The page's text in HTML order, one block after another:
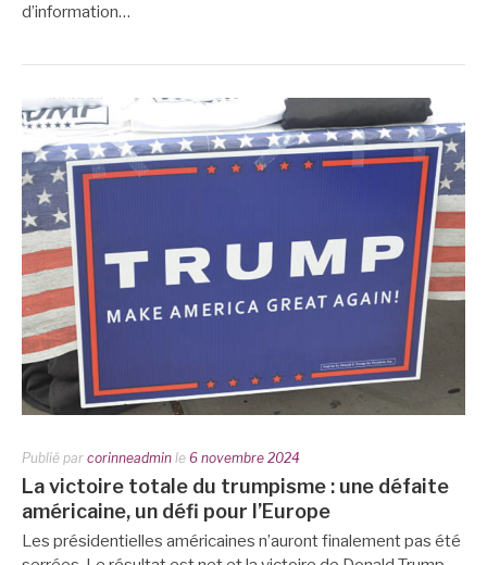
d’information…
Publié par corinneadmin le 6 novembre 2024
La victoire totale du trumpisme : une défaite
américaine, un défi pour l’Europe
Les présidentielles américaines n’auront finalement pas été